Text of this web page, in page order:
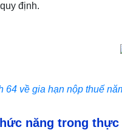
định.
64 về gia hạn nộp thuế
năng trong thực